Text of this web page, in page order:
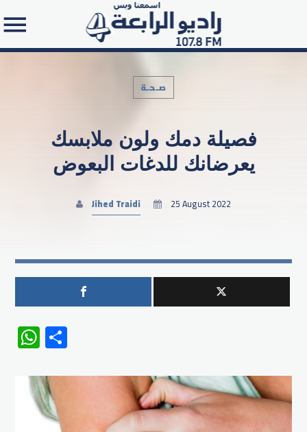
Search in the website:
صـحـة
فصيلة دمك ولون ملابسك
يعرضانك للدغات البعوض
Jihed Traidi 25 August 2022
WhatsApp